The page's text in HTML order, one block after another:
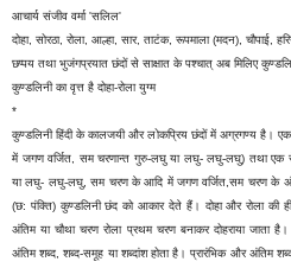
आचार्य संजीव वर्मा 'सलिल'
दोहा, सोरठा, रोला, आल्हा, सार, ताटंक, रूपमाला (मदन), चौपाई,
छप्पय तथा भुजंगप्रयात छंदों से साक्षात के पश्चात् अब मिलिए
कुण्डलिनी का वृत्त है दोहा-रोला युग्म
*
कुण्डलिनी हिंदी के कालजयी और लोकप्रिय छंदों में अग्रगण्य है।
में जगण वर्जित, सम चरणान्त गुरु-लघु या लघु- लघु-लघु) तथा एक
या लघु- लघु-लघु, सम चरण के आदि में जगण वर्जित,सम चरण के
(छ: पंक्ति) कुण्डलिनी छंद को आकार देते हैं। दोहा और रोला की
अंतिम या चौथा चरण रोला प्रथम चरण बनाकर दोहराया जाता
अंतिम शब्द, शब्द-समूह या शब्दांश होता है। प्रारंभिक और अंतिम